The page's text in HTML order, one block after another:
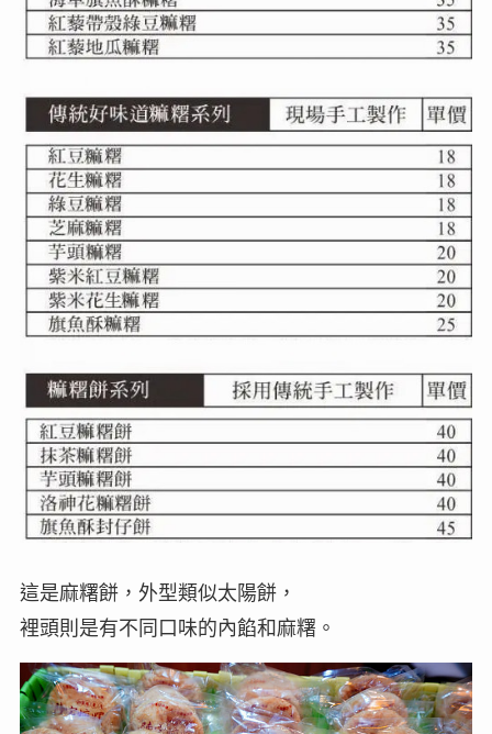
這是麻糬餅，外型類似太陽餅，
裡頭則是有不同口味的內餡和麻糬。